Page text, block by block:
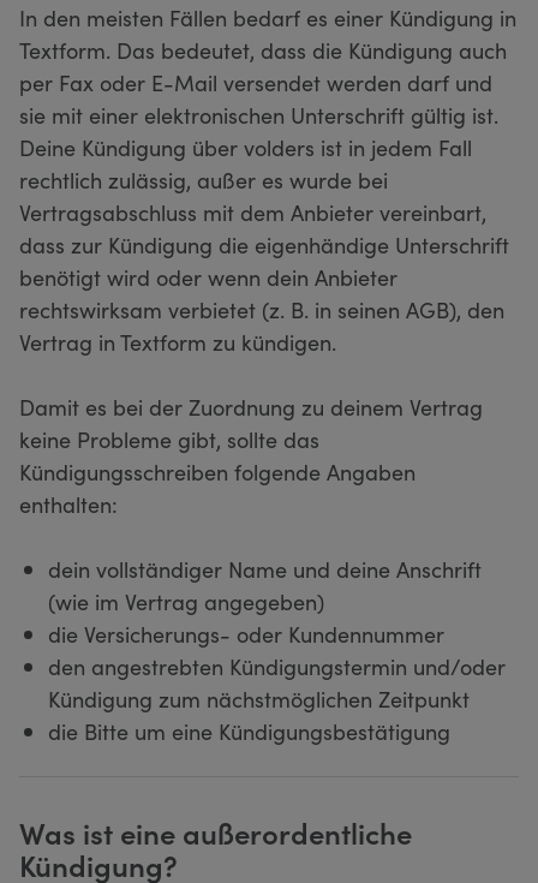
In den meisten Fällen bedarf es einer Kündigung in
Textform. Das bedeutet, dass die Kündigung auch
per Fax oder E-Mail versendet werden darf und
sie mit einer elektronischen Unterschrift gültig ist.
Deine Kündigung über volders ist in jedem Fall
rechtlich zulässig, außer es wurde bei
Vertragsabschluss mit dem Anbieter vereinbart,
dass zur Kündigung die eigenhändige Unterschrift
benötigt wird oder wenn dein Anbieter
rechtswirksam verbietet (z. B. in seinen AGB), den
Vertrag in Textform zu kündigen.
Damit es bei der Zuordnung zu deinem Vertrag
keine Probleme gibt, sollte das
Kündigungsschreiben folgende Angaben
enthalten:
dein vollständiger Name und deine Anschrift
(wie im Vertrag angegeben)
die Versicherungs- oder Kundennummer
den angestrebten Kündigungstermin und/oder
Kündigung zum nächstmöglichen Zeitpunkt
die Bitte um eine Kündigungsbestätigung
Was ist eine außerordentliche
Kündigung?